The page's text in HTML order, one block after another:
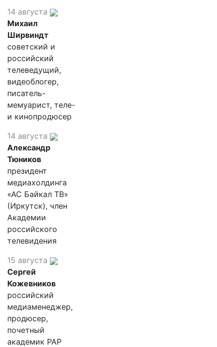
14 августа
Михаил
Ширвиндт
советский и
российский
телеведущий,
видеоблогер,
писатель-
мемуарист, теле-
и кинопродюсер
14 августа
Александр
Тюников
президент
медиахолдинга
«АС Байкал ТВ»
(Иркутск), член
Академии
российского
телевидения
15 августа
Сергей
Кожевников
российский
медиаменеджер,
продюсер,
почетный
академик РАР